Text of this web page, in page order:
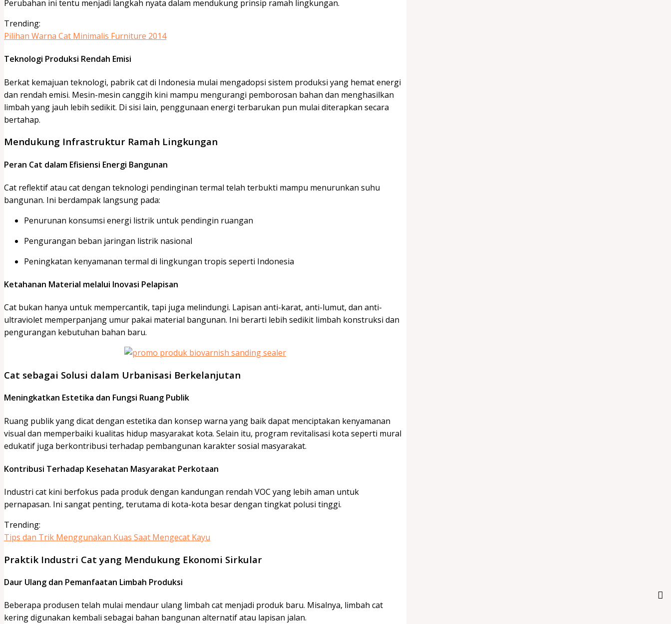
Perubahan ini tentu menjadi langkah nyata dalam mendukung prinsip ramah lingkungan.
Trending:
Pilihan Warna Cat Minimalis Furniture 2014
Teknologi Produksi Rendah Emisi
Berkat kemajuan teknologi, pabrik cat di Indonesia mulai mengadopsi sistem produksi yang hemat energi
dan rendah emisi. Mesin-mesin canggih kini mampu mengurangi pemborosan bahan dan menghasilkan
limbah yang jauh lebih sedikit. Di sisi lain, penggunaan energi terbarukan pun mulai diterapkan secara
bertahap.
Mendukung Infrastruktur Ramah Lingkungan
Peran Cat dalam Efisiensi Energi Bangunan
Cat reflektif atau cat dengan teknologi pendinginan termal telah terbukti mampu menurunkan suhu
bangunan. Ini berdampak langsung pada:
Penurunan konsumsi energi listrik untuk pendingin ruangan
Pengurangan beban jaringan listrik nasional
Peningkatan kenyamanan termal di lingkungan tropis seperti Indonesia
Ketahanan Material melalui Inovasi Pelapisan
Cat bukan hanya untuk mempercantik, tapi juga melindungi. Lapisan anti-karat, anti-lumut, dan anti-
ultraviolet memperpanjang umur pakai material bangunan. Ini berarti lebih sedikit limbah konstruksi dan
pengurangan kebutuhan bahan baru.
Cat sebagai Solusi dalam Urbanisasi Berkelanjutan
Meningkatkan Estetika dan Fungsi Ruang Publik
Ruang publik yang dicat dengan estetika dan konsep warna yang baik dapat menciptakan kenyamanan
visual dan memperbaiki kualitas hidup masyarakat kota. Selain itu, program revitalisasi kota seperti mural
edukatif juga berkontribusi terhadap pembangunan karakter sosial masyarakat.
Kontribusi Terhadap Kesehatan Masyarakat Perkotaan
Industri cat kini berfokus pada produk dengan kandungan rendah VOC yang lebih aman untuk
pernapasan. Ini sangat penting, terutama di kota-kota besar dengan tingkat polusi tinggi.
Trending:
Tips dan Trik Menggunakan Kuas Saat Mengecat Kayu
Praktik Industri Cat yang Mendukung Ekonomi Sirkular
Daur Ulang dan Pemanfaatan Limbah Produksi
Beberapa produsen telah mulai mendaur ulang limbah cat menjadi produk baru. Misalnya, limbah cat
kering digunakan kembali sebagai bahan bangunan alternatif atau lapisan jalan.